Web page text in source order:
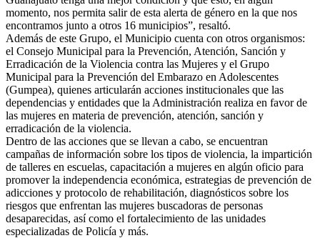
momento, nos permita salir de esta alerta de género en la que nos
encontramos junto a otros 16 municipios”, resaltó.
Además de este Grupo, el Municipio cuenta con otros organismos:
el Consejo Municipal para la Prevención, Atención, Sanción y
Erradicación de la Violencia contra las Mujeres y el Grupo
Municipal para la Prevención del Embarazo en Adolescentes
(Gumpea), quienes articularán acciones institucionales que las
dependencias y entidades que la Administración realiza en favor de
las mujeres en materia de prevención, atención, sanción y
erradicación de la violencia.
Dentro de las acciones que se llevan a cabo, se encuentran
campañas de información sobre los tipos de violencia, la impartición
de talleres en escuelas, capacitación a mujeres en algún oficio para
promover la independencia económica, estrategias de prevención de
adicciones y protocolo de rehabilitación, diagnósticos sobre los
riesgos que enfrentan las mujeres buscadoras de personas
desaparecidas, así como el fortalecimiento de las unidades
especializadas de Policía y más.